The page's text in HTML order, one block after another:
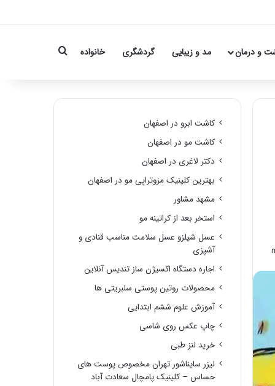
و درمان مد و زیبایی گردشگری خانواده Search for
کاشت ابرو در اصفهان
کاشت مو در اصفهان
دکتر لاغری در اصفهان
بهترین کلینیک مزوتراپی مو در اصفهان
مشهد مشاور
استخر بعد از کراتینه مو
عسل شیلزو عسل سلامت مناسب قنادی و
آشپزی
اجاره دستگاه اکسیژن ساز تندیس آنلاین
محصولات روتین پوستی سلبریتی ها
آموزش علوم ششم ابتدایی
چاپ عکس روی شاسی
خرید لنز طبی
لیزر سایناشور تهران مخصوص پوست های
حساس – کلینیک پامچال سعادت آباد